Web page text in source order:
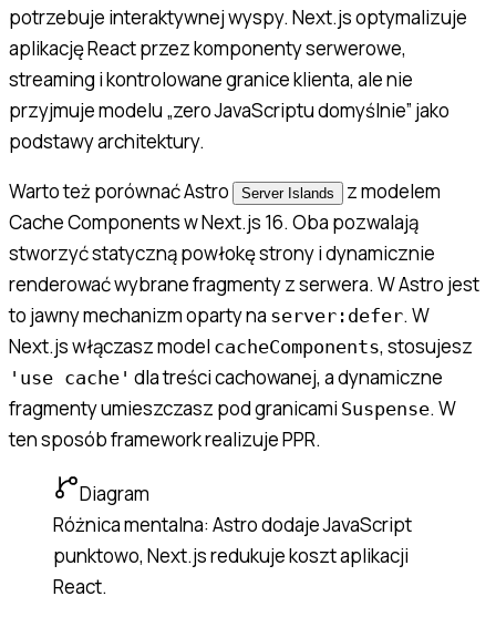
potrzebuje interaktywnej wyspy. Next.js optymalizuje
aplikację React przez komponenty serwerowe,
streaming i kontrolowane granice klienta, ale nie
przyjmuje modelu „zero JavaScriptu domyślnie” jako
podstawy architektury.
Warto też porównać Astro
Server Islands
z modelem
Cache Components w Next.js 16. Oba pozwalają
stworzyć statyczną powłokę strony i dynamicznie
renderować wybrane fragmenty z serwera. W Astro jest
to jawny mechanizm oparty na server:defer. W
Next.js włączasz model cacheComponents, stosujesz
'use cache' dla treści cachowanej, a dynamiczne
fragmenty umieszczasz pod granicami Suspense. W
ten sposób framework realizuje PPR.
Diagram
Różnica mentalna: Astro dodaje JavaScript
punktowo, Next.js redukuje koszt aplikacji
React.